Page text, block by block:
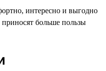
интересно и выгодно
приносят больше пользы